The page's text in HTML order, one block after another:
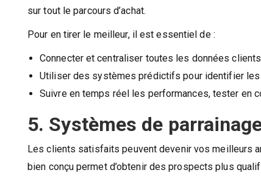
sur tout le parcours d’achat.
Pour en tirer le meilleur, il est essentiel de :
Connecter et centraliser toutes les données
Utiliser des systèmes prédictifs pour identifier
Suivre en temps réel les performances, tester en
5. Systèmes de
Les clients satisfaits peuvent devenir vos meilleurs
bien conçu permet d’obtenir des prospects plus